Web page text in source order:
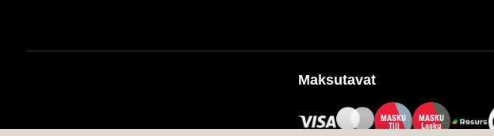
Maksutavat
MASKU
Tili
MASKU
Lasku